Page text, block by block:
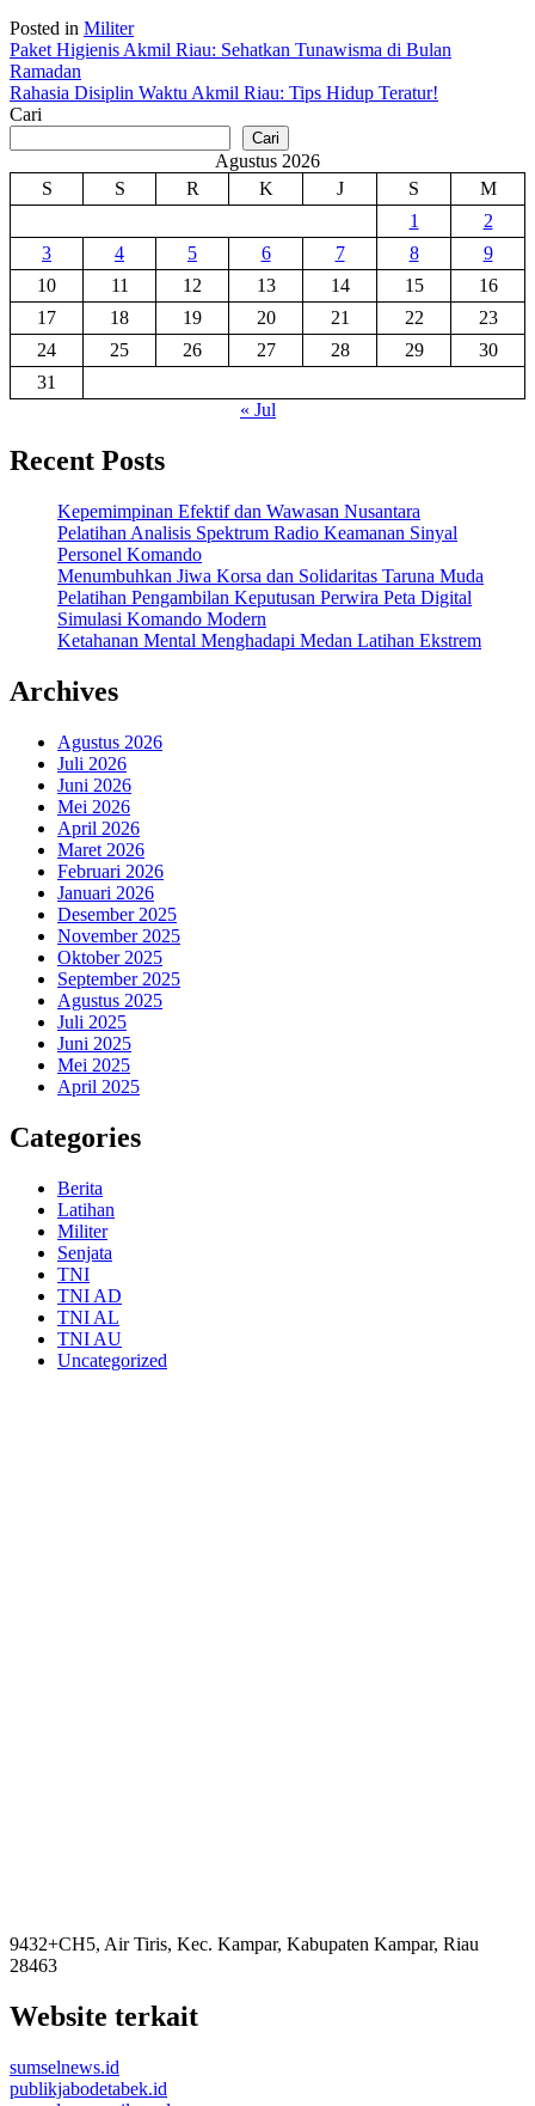
Posted in Militer
Navigasi
pos
Paket Higienis Akmil Riau: Sehatkan Tunawisma di Bulan
Ramadan
Rahasia Disiplin Waktu Akmil Riau: Tips Hidup Teratur!
Cari
Cari
Agustus 2026
S
S R K J S
M
1
2
3
4 5 6 7 8
9
10
11 12 13 14 15
16
17
18 19 20 21 22
23
24
25 26 27 28 29
30
31
« Jul
Recent Posts
Kepemimpinan Efektif dan Wawasan Nusantara
Pelatihan Analisis Spektrum Radio Keamanan Sinyal
Personel Komando
Menumbuhkan Jiwa Korsa dan Solidaritas Taruna Muda
Pelatihan Pengambilan Keputusan Perwira Peta Digital
Simulasi Komando Modern
Ketahanan Mental Menghadapi Medan Latihan Ekstrem
Archives
Agustus 2026
Juli 2026
Juni 2026
Mei 2026
April 2026
Maret 2026
Februari 2026
Januari 2026
Desember 2025
November 2025
Oktober 2025
September 2025
Agustus 2025
Juli 2025
Juni 2025
Mei 2025
April 2025
Categories
Berita
Latihan
Militer
Senjata
TNI
TNI AD
TNI AL
TNI AU
Uncategorized
9432+CH5, Air Tiris, Kec. Kampar, Kabupaten Kampar, Riau
28463
Website terkait
sumselnews.id
publikjabodetabek.id